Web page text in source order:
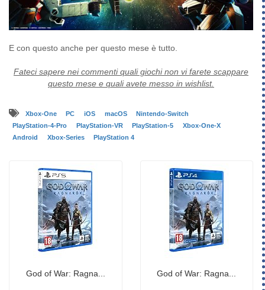
E con questo anche per questo mese è tutto.
Fateci sapere nei commenti quali giochi non vi farete scappare
questo mese e quali avete messo in wishlist.
Xbox-One PC iOS macOS
Nintendo-Switch
PlayStation-4-Pro
PlayStation-VR PlayStation-5
Xbox-One-X
Android
Xbox-Series PlayStation 4
God of War: Ragna... God of War: Ragna...